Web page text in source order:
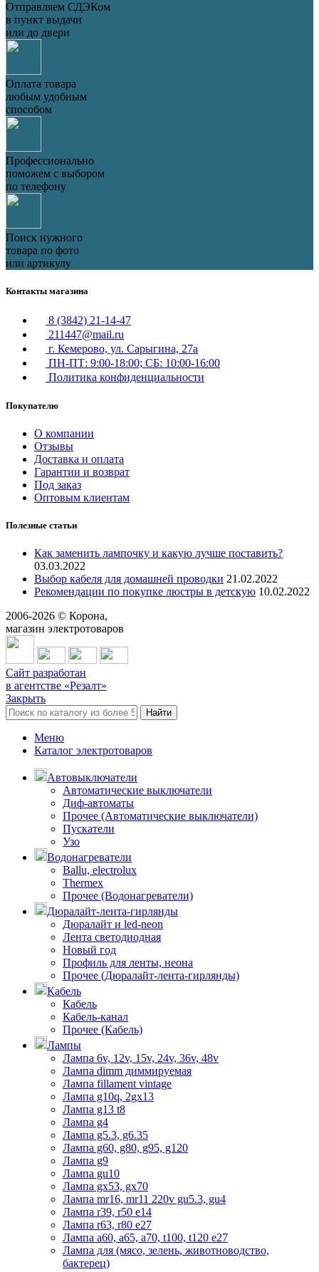
Отправляем СДЭКом
в пункт выдачи
или до двери
Оплата товара
любым удобным
способом
Профессионально
поможем с выбором
по телефону
Поиск нужного
товара по фото
или артикулу
Контакты магазина
8 (3842) 21-14-47
211447@mail.ru
г. Кемерово, ул. Сарыгина, 27а
ПН-ПТ: 9:00-18:00; СБ: 10:00-16:00
Политика конфиденциальности
Покупателю
О компании
Отзывы
Доставка и оплата
Гарантии и возврат
Под заказ
Оптовым клиентам
Полезные статьи
Как заменить лампочку и какую лучше поставить?
03.03.2022
Выбор кабеля для домашней проводки 21.02.2022
Рекомендации по покупке люстры в детскую 10.02.2022
2006-2026 © Корона,
магазин электротоваров
Сайт разработан
в агентстве «Резалт»
Закрыть
Найти
Меню
Каталог электротоваров
Автовыключатели
Автоматические выключатели
Диф-автоматы
Прочее (Автоматические выключатели)
Пускатели
Узо
Водонагреватели
Ballu, electrolux
Thermex
Прочее (Водонагреватели)
Дюралайт-лента-гирлянды
Дюралайт и led-neon
Лента светодиодная
Новый год
Профиль для ленты, неона
Прочее (Дюралайт-лента-гирлянды)
Кабель
Кабель
Кабель-канал
Прочее (Кабель)
Лампы
Лампа 6v, 12v, 15v, 24v, 36v, 48v
Лампа dimm диммируемая
Лампа fillament vintage
Лампа g10q, 2gx13
Лампа g13 t8
Лампа g4
Лампа g5.3, g6.35
Лампа g60, g80, g95, g120
Лампа g9
Лампа gu10
Лампа gx53, gx70
Лампа mr16, mr11 220v gu5.3, gu4
Лампа r39, r50 е14
Лампа r63, r80 е27
Лампа а60, а65, а70, t100, t120 е27
Лампа для (мясо, зелень, животноводство,
бактерец)